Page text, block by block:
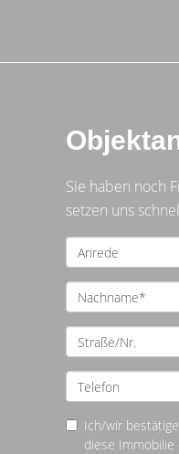
Sie haben noch
setzen uns
Ich/wir
diese